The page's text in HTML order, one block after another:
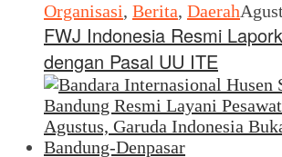
Organisasi, Berita, Daerah
FWJ Indonesia Resmi
dengan Pasal UU ITE